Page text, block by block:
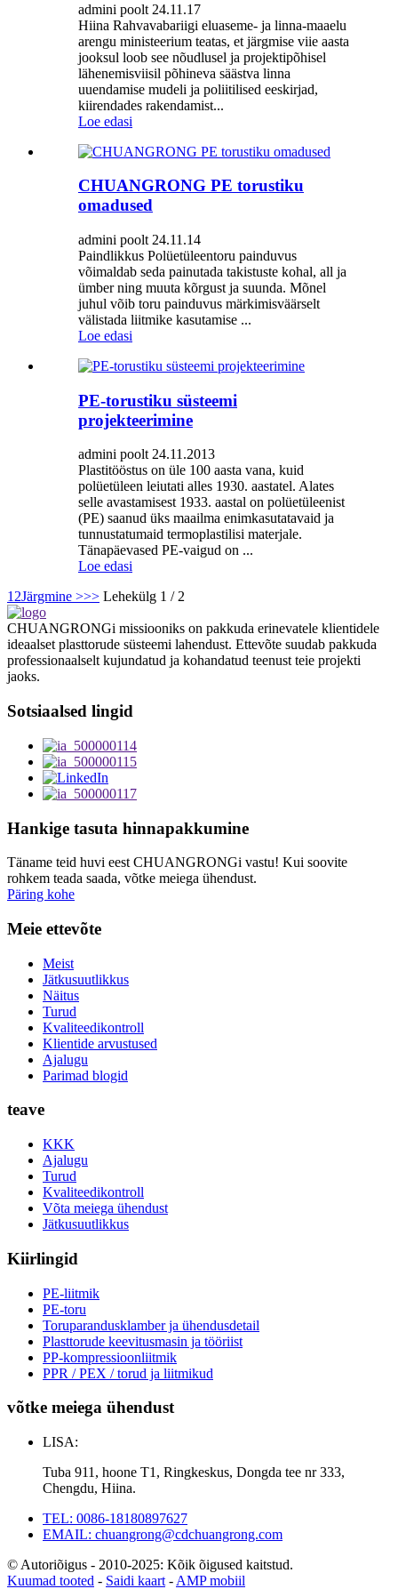
admini poolt 24.11.17
Hiina Rahvavabariigi eluaseme- ja linna-maaelu
arengu ministeerium teatas, et järgmise viie aasta
jooksul loob see nõudlusel ja projektipõhisel
lähenemisviisil põhineva säästva linna
uuendamise mudeli ja poliitilised eeskirjad,
kiirendades rakendamist...
Loe edasi
CHUANGRONG PE torustiku
omadused
admini poolt 24.11.14
Paindlikkus Polüetüleentoru painduvus
võimaldab seda painutada takistuste kohal, all ja
ümber ning muuta kõrgust ja suunda. Mõnel
juhul võib toru painduvus märkimisväärselt
välistada liitmike kasutamise ...
Loe edasi
PE-torustiku süsteemi
projekteerimine
admini poolt 24.11.2013
Plastitööstus on üle 100 aasta vana, kuid
polüetüleen leiutati alles 1930. aastatel. Alates
selle avastamisest 1933. aastal on polüetüleenist
(PE) saanud üks maailma enimkasutatavaid ja
tunnustatumaid termoplastilisi materjale.
Tänapäevased PE-vaigud on ...
Loe edasi
12Järgmine >>> Lehekülg 1 / 2
CHUANGRONGi missiooniks on pakkuda erinevatele klientidele
ideaalset plasttorude süsteemi lahendust. Ettevõte suudab pakkuda
professionaalselt kujundatud ja kohandatud teenust teie projekti
jaoks.
Sotsiaalsed lingid
Hankige tasuta hinnapakkumine
Täname teid huvi eest CHUANGRONGi vastu! Kui soovite
rohkem teada saada, võtke meiega ühendust.
Päring kohe
Meie ettevõte
Meist
Jätkusuutlikkus
Näitus
Turud
Kvaliteedikontroll
Klientide arvustused
Ajalugu
Parimad blogid
teave
KKK
Ajalugu
Turud
Kvaliteedikontroll
Võta meiega ühendust
Jätkusuutlikkus
Kiirlingid
PE-liitmik
PE-toru
Toruparandusklamber ja ühendusdetail
Plasttorude keevitusmasin ja tööriist
PP-kompressioonliitmik
PPR / PEX / torud ja liitmikud
võtke meiega ühendust
LISA:
Tuba 911, hoone T1, Ringkeskus, Dongda tee nr 333,
Chengdu, Hiina.
TEL: 0086-18180897627
EMAIL: chuangrong@cdchuangrong.com
© Autoriõigus - 2010-2025: Kõik õigused kaitstud.
Kuumad tooted - Saidi kaart - AMP mobiil